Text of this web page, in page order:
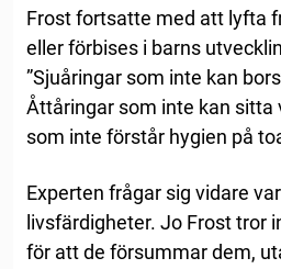
Frost fortsatte med att lyfta
eller förbises i barns
”Sjuåringar som inte kan
Åttåringar som inte kan sitta
som inte förstår hygien på
Experten frågar sig vidare
livsfärdigheter. Jo Frost tror
för att de försummar dem,